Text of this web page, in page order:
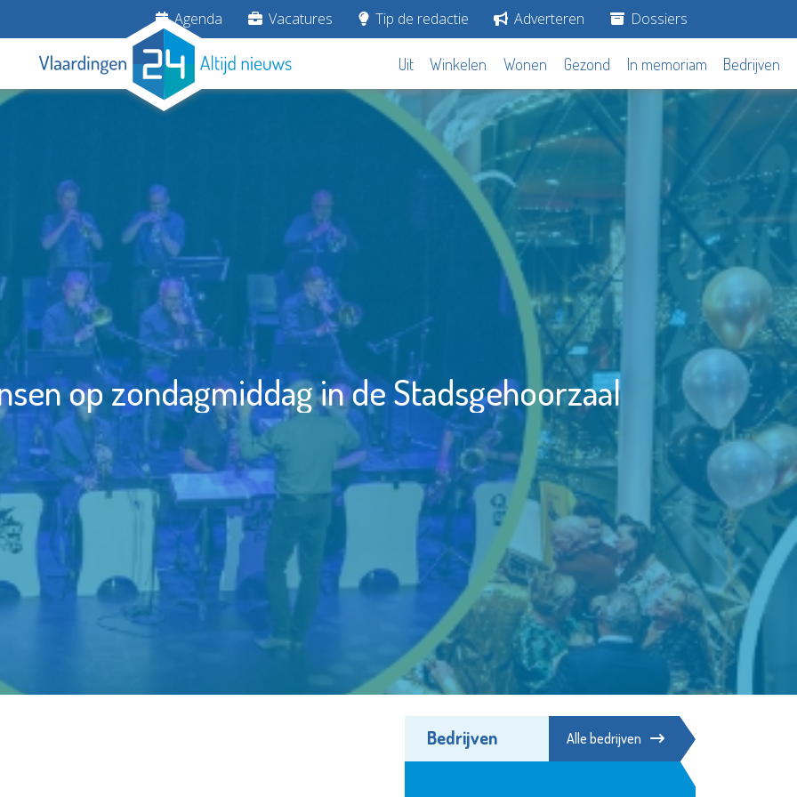
Agenda Vacatures Tip de redactie Adverteren Dossiers
Uit Winkelen Wonen Gezond In memoriam Bedrijven
op zondagmiddag in de Stadsgehoorzaal
Bedrijven Alle bedrijven